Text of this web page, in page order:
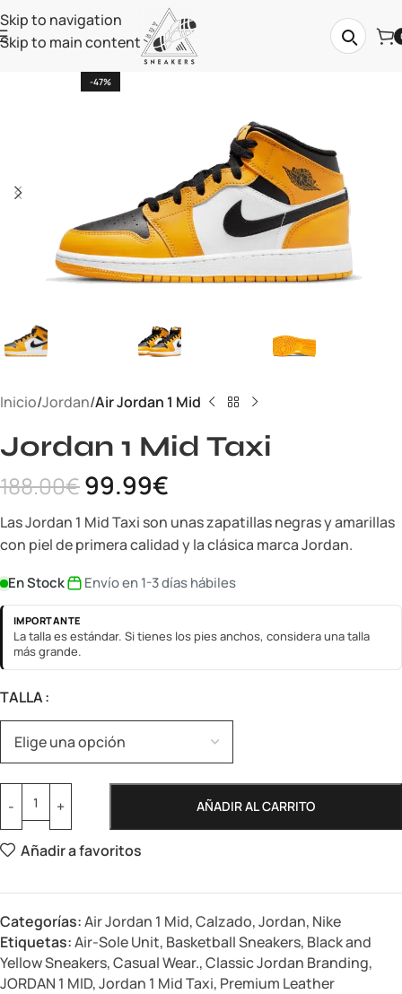
Skip to navigation
Skip to main content
-47%
Inicio Jordan Air Jordan 1 Mid
Jordan 1 Mid Taxi
188.00€99.99€
Las Jordan 1 Mid Taxi son unas zapatillas negras y amarillas
con piel de primera calidad y la clásica marca Jordan.
En Stock Envío en 1-3 días hábiles
IMPORTANTE
La talla es estándar. Si tienes los pies anchos, considera una talla
más grande.
TALLA
AÑADIR AL CARRITO
Añadir a favoritos
Categorías:Air Jordan 1 Mid,Calzado,Jordan, Nike
Etiquetas:Air-Sole Unit, Basketball Sneakers, Black and
Yellow Sneakers,Casual Wear.,Classic Jordan Branding,
JORDAN 1 MID,Jordan 1 Mid Taxi, Premium Leather